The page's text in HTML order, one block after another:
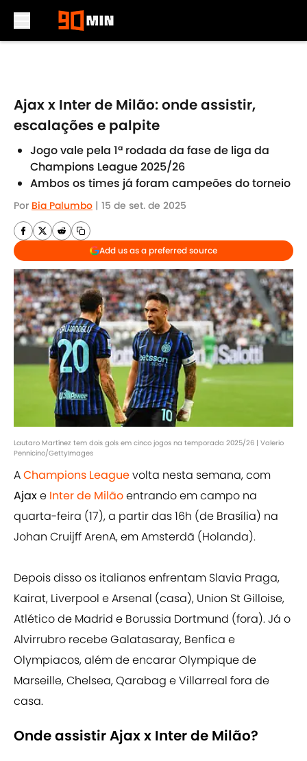
Ajax x Inter de Milão: onde assistir,
escalações e palpite
Jogo vale pela 1ª rodada da fase de liga da
Champions League 2025/26
Ambos os times já foram campeões do torneio
Por Bia Palumbo | 15 de set. de 2025
Add us as a preferred source
Lautaro Martínez tem dois gols em cinco jogos na temporada 2025/26 | Valerio
Pennicino/GettyImages
AChampions Leaguevolta nesta semana, com
Ajaxe Inter de Milãoentrando em campo na
quarta-feira (17), a partir das 16h (de Brasília) na
Johan Cruijff ArenA, em Amsterdã (Holanda).
Depois disso os italianos enfrentam Slavia Praga,
Kairat, Liverpool e Arsenal (casa), Union St Gilloise,
Atlético de Madrid e Borussia Dortmund (fora). Já o
Alvirrubro recebe Galatasaray, Benfica e
Olympiacos, além de encarar Olympique de
Marseille, Chelsea, Qarabag e Villarreal fora de
casa.
Onde assistir Ajax x Inter de Milão?